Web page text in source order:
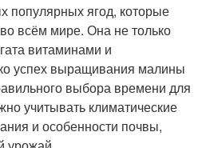
ягод, которые
всём мире. Она не только
витаминами и
успех выращивания малины
выбора времени для
учитывать климатические
и особенности почвы,